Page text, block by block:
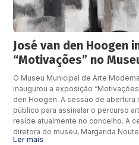
José van den Hoogen
“Motivações” no
O Museu Municipal de Arte
inaugurou a exposição
den Hoogen. A sessão de
público para assinalar o percurso
reside atualmente no concelho. A
diretora do museu, Margarida
Ler mais